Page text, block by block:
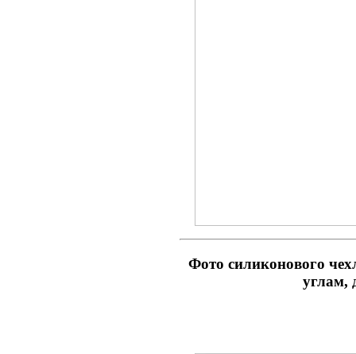
Фото силиконового
углам,